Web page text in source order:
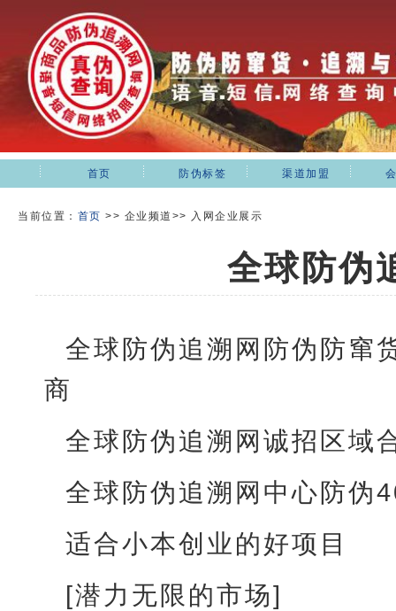
首页 防伪标签 渠道加盟
当前位置： 首页 >> 企业频道>> 入网企业展示
全球防伪
全球防伪追溯网防伪防窜
商
全球防伪追溯网诚招区域
全球防伪追溯网中心防伪
适合小本创业的好项目
[潜力无限的市场]